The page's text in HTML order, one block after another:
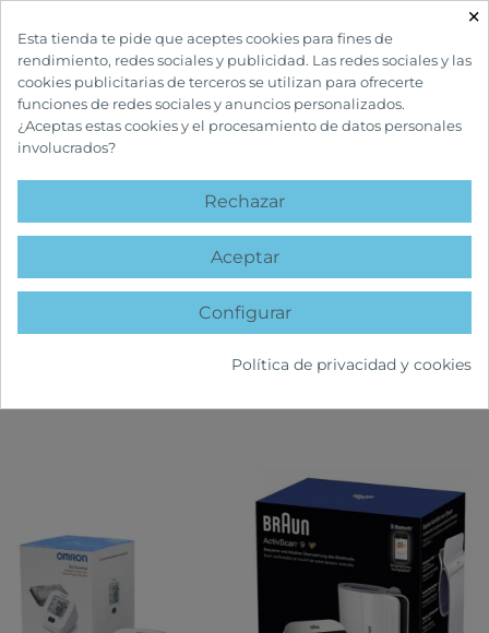
INICIO BOTIQUÍN Y PRIMEROS AUXILIOS
TENSIÓMETROS
FILTRAR
×
Esta tienda te pide que aceptes cookies para fines de
rendimiento, redes sociales y publicidad. Las redes sociales y las
cookies publicitarias de terceros se utilizan para ofrecerte
funciones de redes sociales y anuncios personalizados.
¿Aceptas estas cookies y el procesamiento de datos personales
involucrados?
Rechazar
Aceptar
Configurar
Política de privacidad y cookies